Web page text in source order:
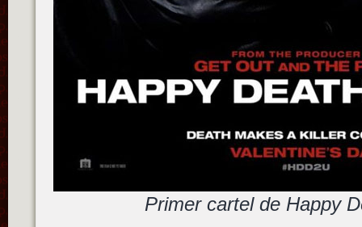
Primer cartel de Happy